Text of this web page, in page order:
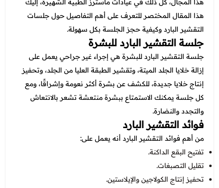
عروض العناية بالشعر
عروض الرجال
عروض جراحات التجميل
عروض قسم الطوارئ
عروض المختبر
عروض الاشعة
عروض الباطنة
عروض العظام
عروض الانف والاذن والحنجرة
عروض العلاج الطبيعي
هذا المجال، كل ذلك في عيادات ماسترز الطبية الشهيرة، إليك
هذا المقال المختصر للتعرف على أهم التفاصيل حول جلسات
التقشير البارد وكيفية حجز الجلسة بكل سهولة.
جلسة التقشير البارد للبشرة
جلسة التقشير البارد للبشرة هي إجراء غير جراحي يعمل على
إزالة خلايا الجلد الميتة، وتقشير الطبقة العليا من الجلد، وتحفيز
إنتاج خلايا جديدة، للكشف عن بشرة أكثر نعومة وإشراقًا، ومع
كل جلسة يمكنك الاستمتاع ببشرة منتعشة تشعر بالانتعاش
والتجدد والنضارة.
فوائد التقشير البارد
من أهم فوائد التقشير البارد أنه يعمل على:
تفتيح البقع الداكنة.
تقليل التصبغات.
تحفيز إنتاج الكولاجين والإيلاستين.